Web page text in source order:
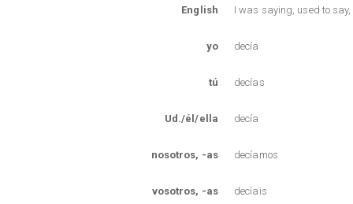
English I was saying, used to
yo decía
tú decías
Ud./él/ella decía
nosotros, -as decíamos
vosotros, -as decíais